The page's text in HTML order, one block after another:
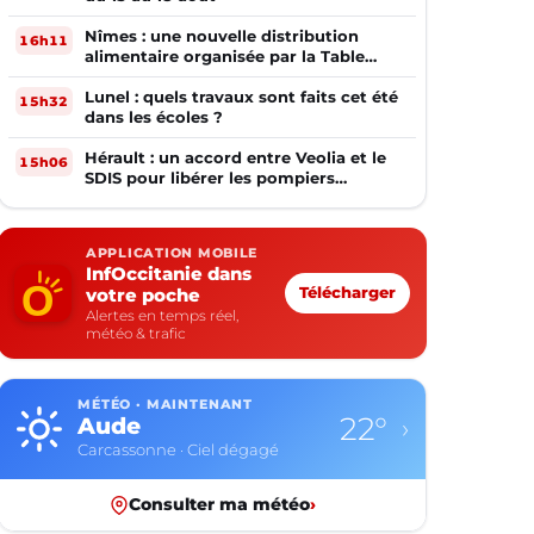
16h11
Nîmes : une nouvelle distribution
alimentaire organisée par la Table
Ouverte
15h32
Lunel : quels travaux sont faits cet été
dans les écoles ?
15h06
Hérault : un accord entre Veolia et le
SDIS pour libérer les pompiers
APPLICATION MOBILE
InfOccitanie dans
votre poche
Alertes en temps réel,
météo & trafic
Télécharger
MÉTÉO · MAINTENANT
Aude
Carcassonne · Ciel dégagé
22° ›
Consulter ma météo›